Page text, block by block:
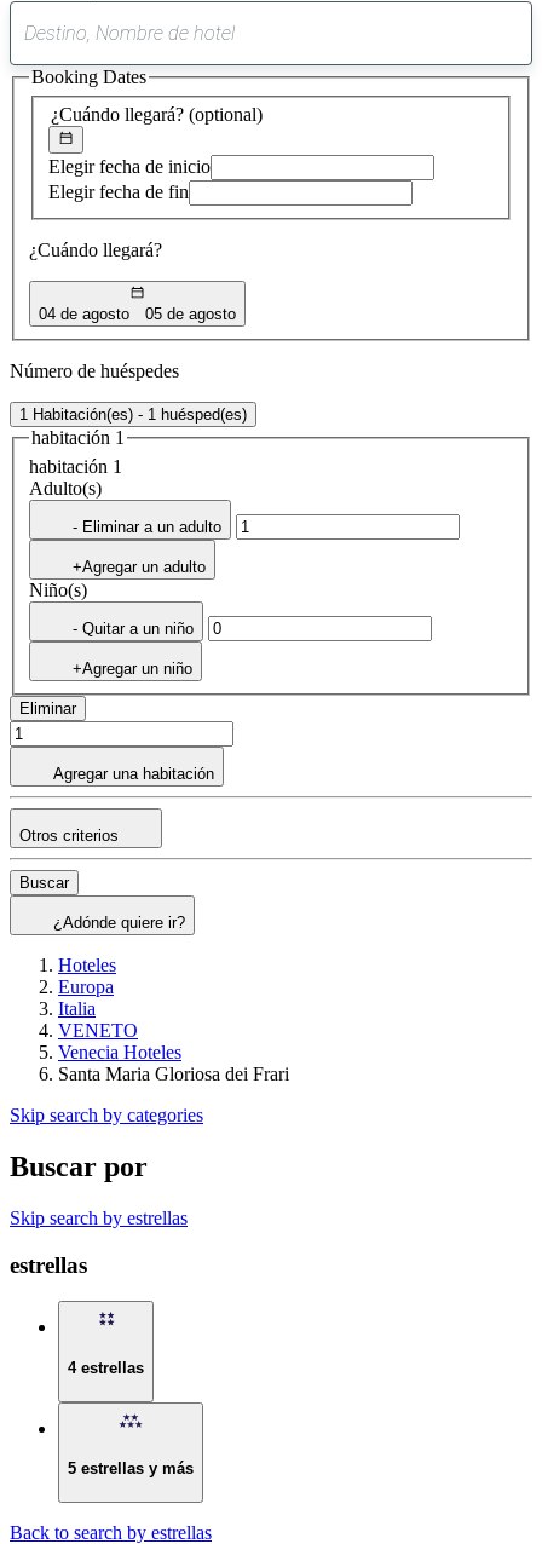
sugerencia
encontrada
¿Cuándo llegará? (optional)
Elegir fecha de inicio
Elegir fecha de fin
¿Cuándo llegará?
04 de agosto 05 de agosto
Booking Dates
Número de huéspedes
1 Habitación(es) - 1 huésped(es)
habitación 1
habitación 1
Adulto(s)
- Eliminar a un adulto
+Agregar un adulto
Niño(s)
- Quitar a un niño
+Agregar un niño
Eliminar
Agregar una habitación
Otros criterios
Buscar
¿Adónde quiere ir?
Hoteles
Europa
Italia
VENETO
Venecia Hoteles
Santa Maria Gloriosa dei Frari
Skip search by categories
Buscar por
Skip search by estrellas
estrellas
4 estrellas
5 estrellas y más
Back to search by estrellas